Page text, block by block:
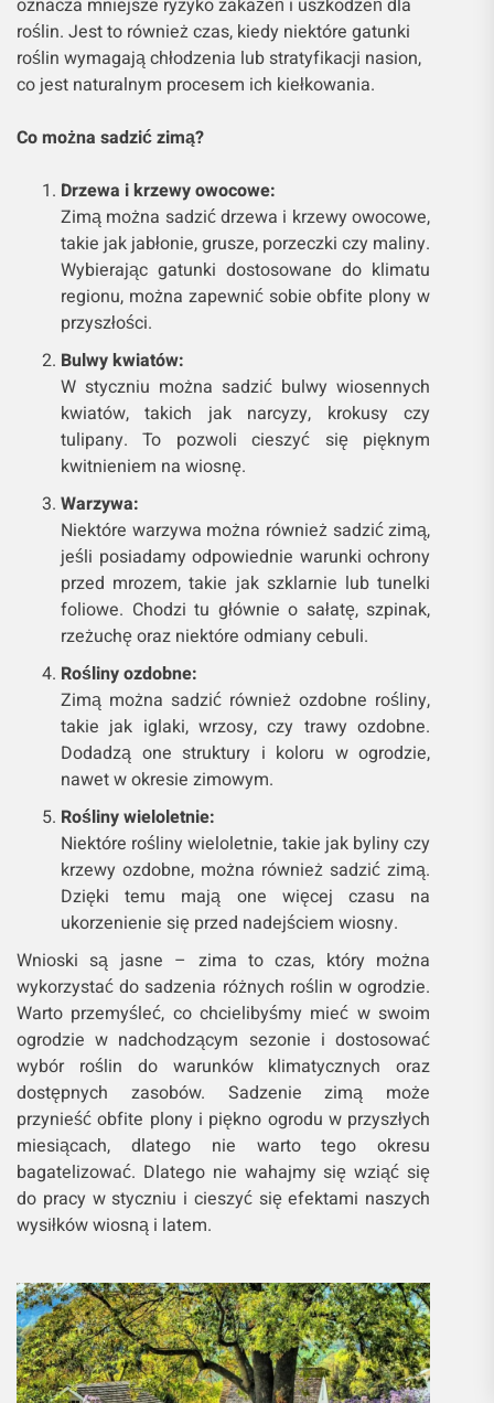
oznacza mniejsze ryzyko zakażeń i uszkodzeń dla
roślin. Jest to również czas, kiedy niektóre gatunki
roślin wymagają chłodzenia lub stratyfikacji nasion,
co jest naturalnym procesem ich kiełkowania.
Co można sadzić zimą?
Drzewa i krzewy owocowe:
Zimą można sadzić drzewa i krzewy owocowe,
takie jak jabłonie, grusze, porzeczki czy maliny.
Wybierając gatunki dostosowane do klimatu
regionu, można zapewnić sobie obfite plony w
przyszłości.
Bulwy kwiatów:
W styczniu można sadzić bulwy wiosennych
kwiatów, takich jak narcyzy, krokusy czy
tulipany. To pozwoli cieszyć się pięknym
kwitnieniem na wiosnę.
Warzywa:
Niektóre warzywa można również sadzić zimą,
jeśli posiadamy odpowiednie warunki ochrony
przed mrozem, takie jak szklarnie lub tunelki
foliowe. Chodzi tu głównie o sałatę, szpinak,
rzeżuchę oraz niektóre odmiany cebuli.
Rośliny ozdobne:
Zimą można sadzić również ozdobne rośliny,
takie jak iglaki, wrzosy, czy trawy ozdobne.
Dodadzą one struktury i koloru w ogrodzie,
nawet w okresie zimowym.
Rośliny wieloletnie:
Niektóre rośliny wieloletnie, takie jak byliny czy
krzewy ozdobne, można również sadzić zimą.
Dzięki temu mają one więcej czasu na
ukorzenienie się przed nadejściem wiosny.
Wnioski są jasne – zima to czas, który można
wykorzystać do sadzenia różnych roślin w ogrodzie.
Warto przemyśleć, co chcielibyśmy mieć w swoim
ogrodzie w nadchodzącym sezonie i dostosować
wybór roślin do warunków klimatycznych oraz
dostępnych zasobów. Sadzenie zimą może
przynieść obfite plony i piękno ogrodu w przyszłych
miesiącach, dlatego nie warto tego okresu
bagatelizować. Dlatego nie wahajmy się wziąć się
do pracy w styczniu i cieszyć się efektami naszych
wysiłków wiosną i latem.